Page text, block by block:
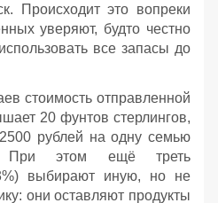
Происходит это вопреки
уверяют, будто честно
все запасы до
стоимость отправленной
20 фунтов стерлингов,
рублей на одну семью
При этом ещё треть
выбирают иную, но не
они оставляют продукты